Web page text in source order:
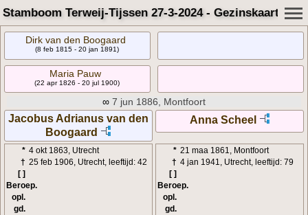
Stamboom Terweij-Tijssen 27-3-2024 - Gezinskaart
Dirk van den Boogaard
(8 feb 1815 - 20 jan 1891)
Maria Pauw
(22 apr 1826 - 20 jul 1900)
∞ 7 jun 1886, Montfoort
Jacobus Adrianus van den
Boogaard
Anna Scheel
* 4 okt 1863, Utrecht
† 25 feb 1906, Utrecht, leeftijd: 42
[ ]
Beroep.
opl.
gd.
* 21 maa 1861, Montfoort
† 4 jan 1941, Utrecht, leeftijd: 79
[ ]
Beroep.
opl.
gd.